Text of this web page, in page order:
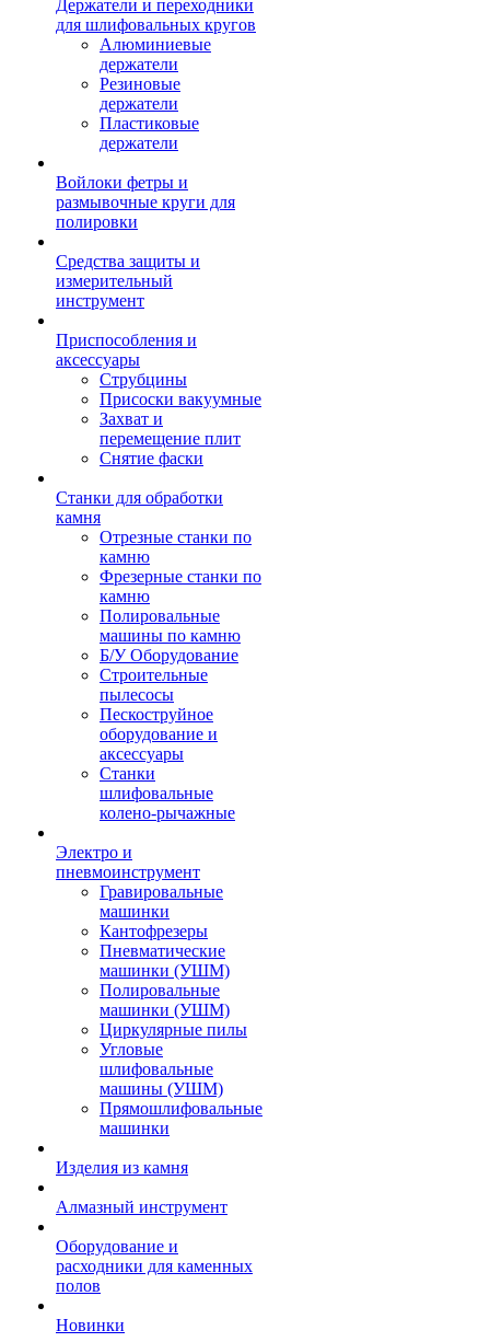
Держатели и переходники
для шлифовальных кругов
Алюминиевые
держатели
Резиновые
держатели
Пластиковые
держатели
Войлоки фетры и
размывочные круги для
полировки
Средства защиты и
измерительный
инструмент
Приспособления и
аксессуары
Струбцины
Присоски вакуумные
Захват и
перемещение плит
Снятие фаски
Станки для обработки
камня
Отрезные станки по
камню
Фрезерные станки по
камню
Полировальные
машины по камню
Б/У Оборудование
Строительные
пылесосы
Пескоструйное
оборудование и
аксессуары
Станки
шлифовальные
колено-рычажные
Электро и
пневмоинструмент
Гравировальные
машинки
Кантофрезеры
Пневматические
машинки (УШМ)
Полировальные
машинки (УШМ)
Циркулярные пилы
Угловые
шлифовальные
машины (УШМ)
Прямошлифовальные
машинки
Изделия из камня
Алмазный инструмент
Оборудование и
расходники для каменных
полов
Новинки